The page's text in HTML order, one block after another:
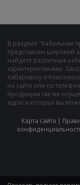
В разделе "Кабельная
представлен широкий
найдете различные
характеристиками.
Хабаровску и
на сайте или по
продукции так же
адреса которых вы
Карта сайта |